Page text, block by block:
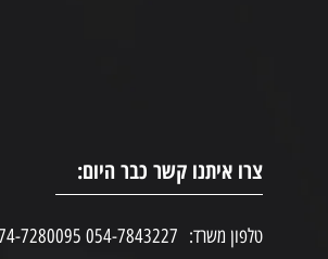
צרו איתנו קשר כבר היום:
טלפון משרד: 054-7843227 074-7280095